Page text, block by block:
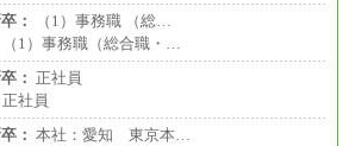
：
（1）事務職 （総…
（1）事務職（総合職・…
： 正社員
正社員
： 本社：愛知 東京本…